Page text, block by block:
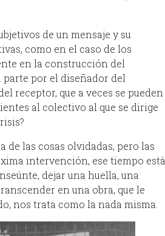
de un mensaje y su
como en el caso de los
en la construcción del
por el diseñador del
receptor, que a veces se pueden
al colectivo al que se dirige
de las cosas olvidadas, pero las
intervención, ese tiempo está
dejar una huella, una
en una obra, que le
nos trata como la nada misma.